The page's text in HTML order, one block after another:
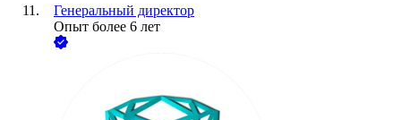
Генеральный директор
Опыт более 6 лет